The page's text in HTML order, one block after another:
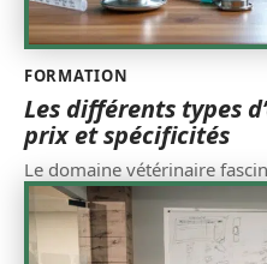
FORMATION
Les différents types
prix et spécificités
Le domaine vétérinaire